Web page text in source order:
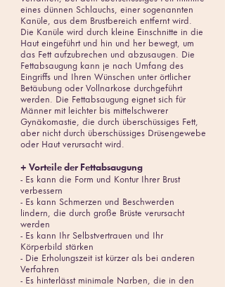
eines dünnen Schlauchs, einer sogenannten
Kanüle, aus dem Brustbereich entfernt wird.
Die Kanüle wird durch kleine Einschnitte in die
Haut eingeführt und hin und her bewegt, um
das Fett aufzubrechen und abzusaugen. Die
Fettabsaugung kann je nach Umfang des
Eingriffs und Ihren Wünschen unter örtlicher
Betäubung oder Vollnarkose durchgeführt
werden. Die Fettabsaugung eignet sich für
Männer mit leichter bis mittelschwerer
Gynäkomastie, die durch überschüssiges Fett,
aber nicht durch überschüssiges Drüsengewebe
oder Haut verursacht wird.
+ Vorteile der Fettabsaugung
- Es kann die Form und Kontur Ihrer Brust
verbessern
- Es kann Schmerzen und Beschwerden
lindern, die durch große Brüste verursacht
werden
- Es kann Ihr Selbstvertrauen und Ihr
Körperbild stärken
- Die Erholungszeit ist kürzer als bei anderen
Verfahren
- Es hinterlässt minimale Narben, die in den